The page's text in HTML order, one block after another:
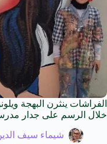
الفراشات ينثرن البهجة
خلال الرسم على جدار
شيماء سيف